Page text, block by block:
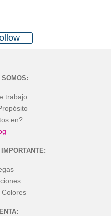
SOMOS:
trabajo
en?
Colores